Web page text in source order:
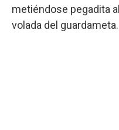
metiéndose pegadita
volada del guardameta.